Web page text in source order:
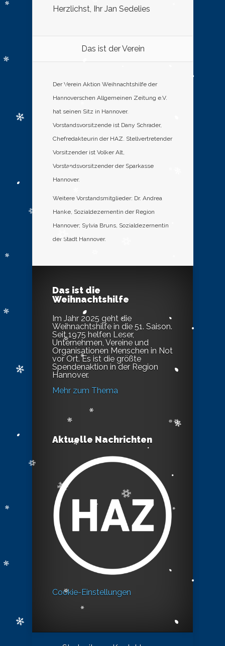
Herzlichst, Ihr Jan Sedelies
Das ist der Verein
Der Verein Aktion Weihnachtshilfe der
Hannoverschen Allgemeinen Zeitung e.V.
hat seinen Sitz in Hannover.
Vorstandsvorsitzende ist Dany Schrader,
Chefredakteurin der HAZ. Stellvertretender
Vorsitzender ist Volker Alt,
Vorstandsvorsitzender der Sparkasse
Hannover.
Weitere Vorstandsmitglieder: Dr. Andrea
Hanke, Sozialdezernentin der Region
Hannover; Sylvia Bruns, Sozialdezernentin
der Stadt Hannover.
Das ist die
Weihnachtshilfe
Im Jahr 2025 geht die
Weihnachtshilfe in die 51. Saison.
Seit 1975 helfen Leser,
Unternehmen, Vereine und
Organisationen Menschen in Not
vor Ort. Es ist die größte
Spendenaktion in der Region
Hannover.
Mehr zum Thema
Aktuelle Nachrichten
Cookie-Einstellungen